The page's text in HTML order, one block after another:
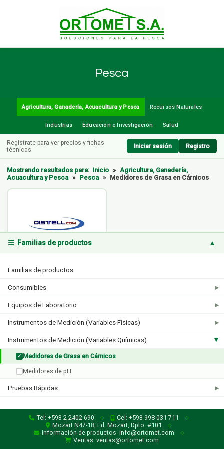
Pesca
Agricultura, Ganadería, Acuacultura y Pesca Recursos Naturales
Industrias Educación e Investigación Salud
Regístrate para ver precios y fichas
técnicas
Iniciar sesión Registro
☰ Familias de productos ▲
Familias de productos
Consumibles ▶
Equipos de Laboratorio ▶
Instrumentos de Medición (Variables Físicas) ▶
Instrumentos de Medición (Variables Químicas) ▶
✓ Medidores de Grasa en Cárnicos
Medidores de pH
Pruebas Rápidas ▶
Mostrando resultados para: Inicio » Agricultura, Ganadería,
Acuacultura y Pesca » Pesca » Medidores de Grasa en Cárnicos
1 producto
Tel: +593 2 2402 690 ◇ Cel: +593 998 031 711 ◇
Mozart N47-18, Ed. Mozart, Dpto. #101 ◇
Información de productos: info@ortomet.com ◇
Ventas: ventas@ortomet.com